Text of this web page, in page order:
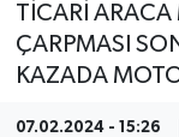
TİCARİ
ÇARPMASI
KAZADA
07.02.2024 - 15:26